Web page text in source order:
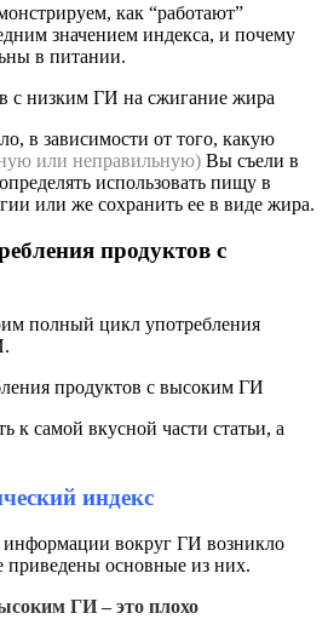
как “работают”
значением индекса, и почему
в питании.
в зависимости от того, какую
или неправильную) Вы съели в
использовать пищу в
или же сохранить ее в виде жира.
продуктов с
полный цикл употребления
к самой вкусной части статьи, а
индекс
информации вокруг ГИ возникло
основные из них.
ГИ – это плохо